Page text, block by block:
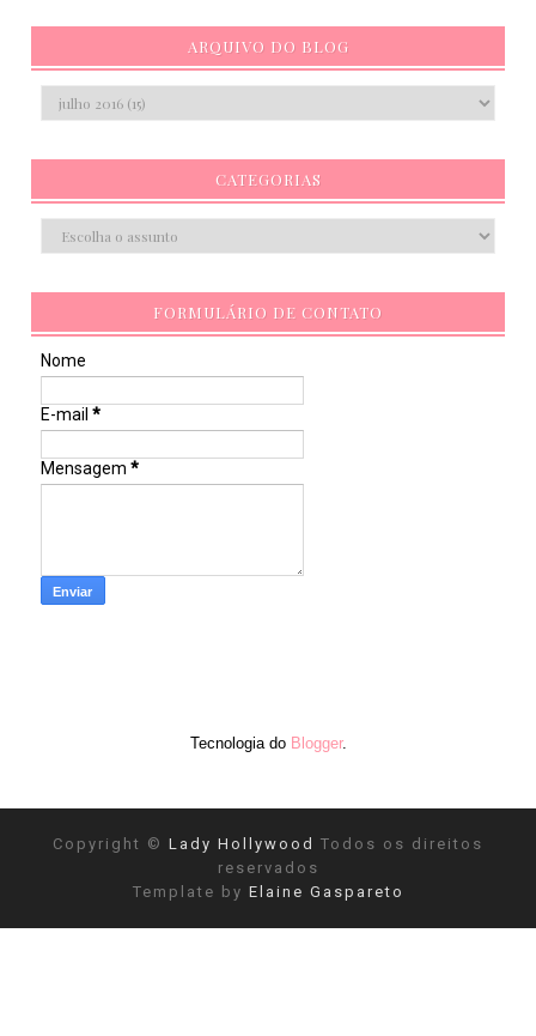
ARQUIVO DO BLOG
CATEGORIAS
FORMULÁRIO DE CONTATO
Nome
E-mail *
Mensagem *
Tecnologia do Blogger.
Copyright © Lady Hollywood Todos os direitos
reservados
Template by Elaine Gaspareto